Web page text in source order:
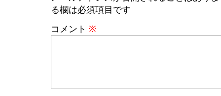
る欄は必須項目です
コメント ※